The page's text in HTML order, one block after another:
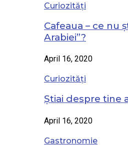
Curiozități
Cafeaua – ce nu
Arabiei”?
April 16, 2020
Curiozități
Știai despre tine
April 16, 2020
Gastronomie